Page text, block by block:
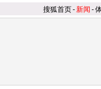
搜狐首页-新闻 -